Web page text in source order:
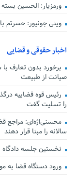
ورمزیار: الحسین
وینی جونیور: حسرتم
اخبار حقوقی و قضایی
برخورد بدون تعارف
صیانت از طبیعت
رئیس قوه قضاییه
را تسلیت گفت
محسنی‌اژه‌ای: مراجع
سالانه را مبنا قرار دهند
نخستین جلسه دادگاه
ورود دستگاه قضا به